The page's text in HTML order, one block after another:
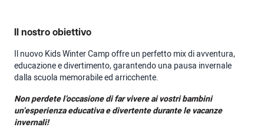
Il nostro obiettivo
Il nuovo Kids Winter Camp offre un perfetto mix di avventura,
educazione e divertimento, garantendo una pausa invernale
dalla scuola memorabile ed arricchente.
Non perdete l’occasione di far vivere ai vostri bambini
un’esperienza educativa e divertente durante le vacanze
invernali!